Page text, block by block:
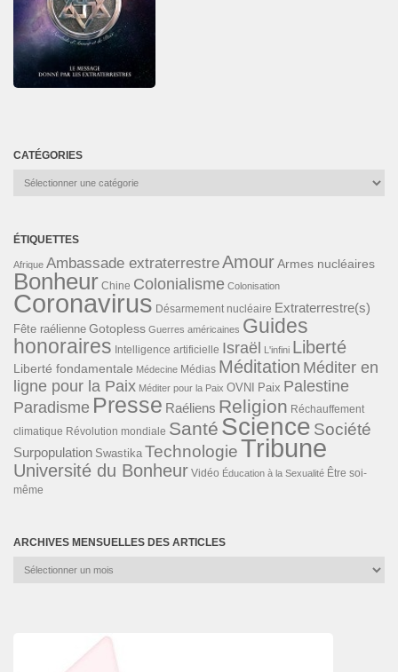
CATÉGORIES
Catégories
ÉTIQUETTES
Afrique Ambassade extraterrestreAmourArmes nucléaires
Bonheur Chine Colonialisme Colonisation
Coronavirus Désarmement nucléaire Extraterrestre(s)
Fête raélienne Gotopless Guerres américaines Guides
honoraires Intelligence artificielle Israël L'infini Liberté
Liberté fondamentale Médecine Médias Méditation Méditer en
ligne pour la Paix Méditer pour la Paix OVNI Paix Palestine
Paradisme Presse Raéliens Religion Réchauffement
climatique Révolution mondiale Santé Science Société
Surpopulation Swastika TechnologieTribune
Université du Bonheur Vidéo Éducation à la Sexualité Être soi-
même
ARCHIVES MENSUELLES DES ARTICLES
Archives